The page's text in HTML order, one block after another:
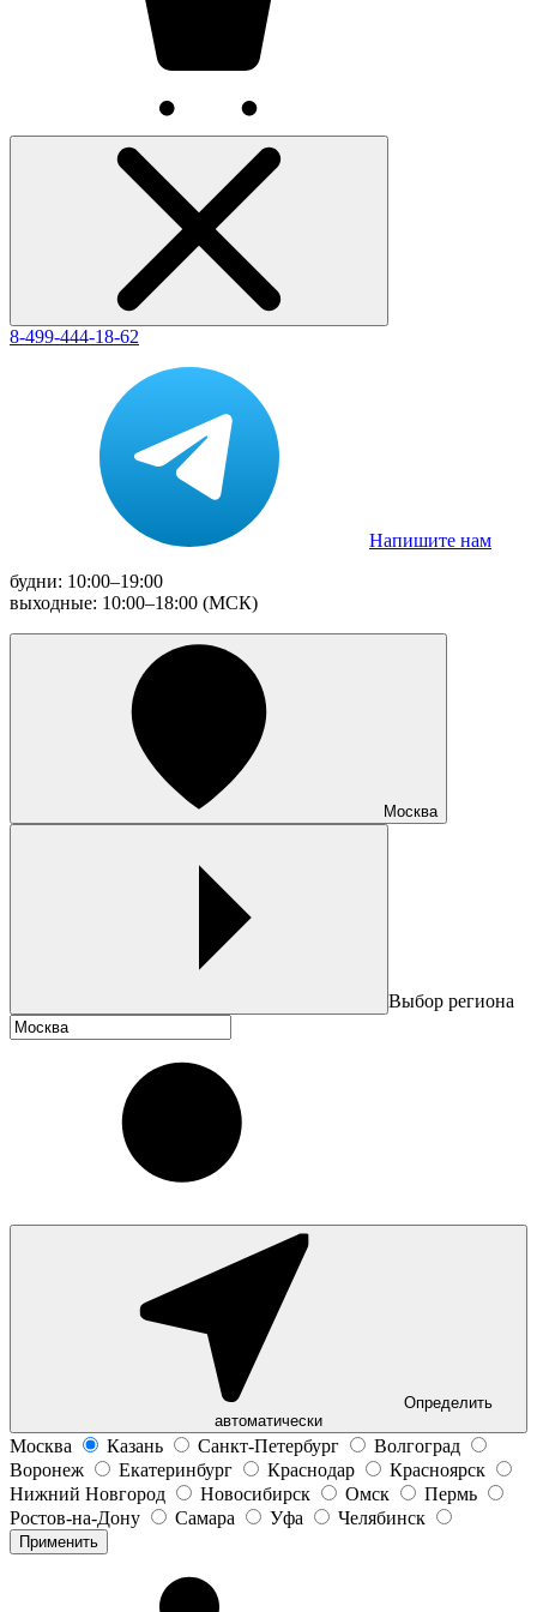
8-499-444-18-62
Напишите нам
будни: 10:00–19:00
выходные: 10:00–18:00 (МСК)
Москва
Выбор региона
Определить
автоматически
Москва Казань Санкт-Петербург
Волгоград
Воронеж
Екатеринбург Краснодар
Красноярск
Нижний Новгород
Новосибирск Омск
Пермь
Ростов-на-Дону
Самара Уфа Челябинск
Применить